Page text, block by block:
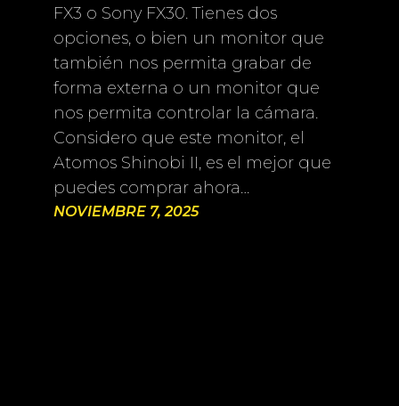
FX3 o Sony FX30. Tienes dos
opciones, o bien un monitor que
también nos permita grabar de
forma externa o un monitor que
nos permita controlar la cámara.
Considero que este monitor, el
Atomos Shinobi II, es el mejor que
puedes comprar ahora…
NOVIEMBRE 7, 2025